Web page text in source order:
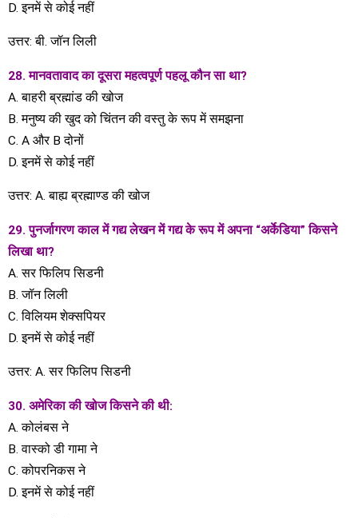
D. इनमें से कोई नहीं
उत्तर: बी. जॉन लिली
28. मानवतावाद का दूसरा महत्वपूर्ण पहलू कौन सा था?
A. बाहरी ब्रह्मांड की खोज
B. मनुष्य की खुद को चिंतन की वस्तु के रूप में समझना
C. A और B दोनों
D. इनमें से कोई नहीं
उत्तर: A. बाह्य ब्रह्माण्ड की खोज
29. पुनर्जागरण काल ​​में गद्य लेखन में गद्य के रूप में अपना “अर्केडिया” किसने
लिखा था?
A. सर फिलिप सिडनी
B. जॉन लिली
C. विलियम शेक्सपियर
D. इनमें से कोई नहीं
उत्तर: A. सर फिलिप सिडनी
30. अमेरिका की खोज किसने की थी:
A. कोलंबस ने
B. वास्को डी गामा ने
C. कोपरनिकस ने
D. इनमें से कोई नहीं